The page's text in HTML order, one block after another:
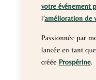
votre événement
l’amélioration de
Passionnée par
lancée en tant
créée Prospérine.